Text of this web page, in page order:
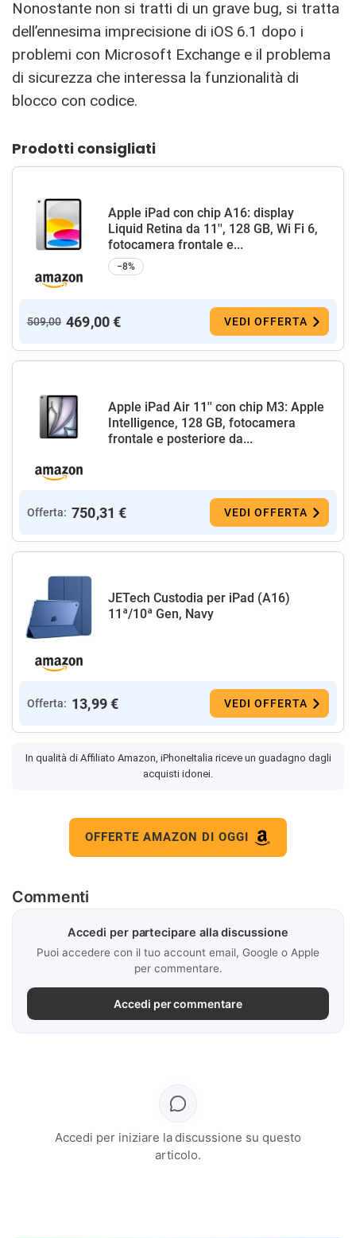
Nonostante non si tratti di un grave bug, si tratta
dell’ennesima imprecisione di iOS 6.1 dopo i
problemi con Microsoft Exchange e il problema
di sicurezza che interessa la funzionalità di
blocco con codice.
Prodotti consigliati
Apple iPad con chip A16: display
Liquid Retina da 11'', 128 GB, Wi Fi 6,
fotocamera frontale e...
−8%
509,00 469,00 € VEDI OFFERTA
Apple iPad Air 11'' con chip M3: Apple
Intelligence, 128 GB, fotocamera
frontale e posteriore da...
Offerta: 750,31 € VEDI OFFERTA
JETech Custodia per iPad (A16)
11ª/10ª Gen, Navy
Offerta: 13,99 € VEDI OFFERTA
In qualità di Affiliato Amazon, iPhoneItalia riceve un guadagno dagli
acquisti idonei.
OFFERTE AMAZON DI OGGI
Commenti
Accedi per partecipare alla discussione
Puoi accedere con il tuo account email, Google o Apple
per commentare.
Accedi per commentare
Accedi per iniziare la discussione su questo
articolo.